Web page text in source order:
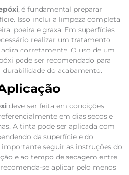
, é fundamental preparar
Isso inclui a limpeza completa
poeira e graxa. Em superfícies
realizar um tratamento
corretamente. O uso de um
pode ser recomendado para
durabilidade do acabamento.
deve ser feita em condições
em dias secos e
A tinta pode ser aplicada com
da superfície e do
importante seguir as instruções do
e ao tempo de secagem entre
se aplicar pelo menos